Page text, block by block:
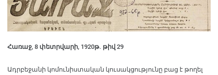
Հառաջ, 8 փետրվարի, 1920թ. թիվ 29
Ադրբեջանի կոմունիստական կուսակցությունը բաց է թողել